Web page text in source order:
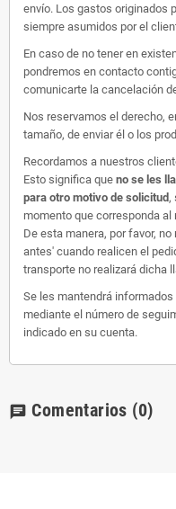
envío. Los gastos originados
siempre asumidos por el
En caso de no tener en
pondremos en contacto
comunicarte la cancelación
Nos reservamos el derecho,
tamaño, de enviar él o los
Recordamos a nuestros
Esto significa que no se les
para otro motivo de solicitud,
momento que corresponda al
De esta manera, por favor,
antes' cuando realicen el
transporte no realizará dicha
Se les mantendrá
mediante el número de
indicado en su cuenta.
chat Comentarios (0)